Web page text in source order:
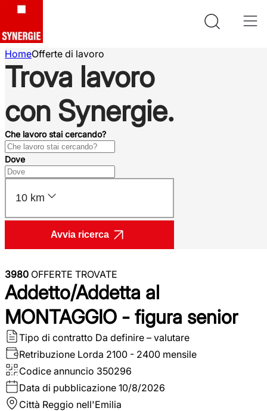
HomeOfferte di lavoro
Trova lavoro
con Synergie.
Che lavoro stai cercando?
Dove
10 km
Avvia ricerca
3980 OFFERTE TROVATE
Addetto/Addetta al
MONTAGGIO - figura senior
Tipo di contratto Da definire – valutare
Retribuzione Lorda 2100 - 2400 mensile
Codice annuncio 350296
Data di pubblicazione 10/8/2026
Città Reggio nell'Emilia